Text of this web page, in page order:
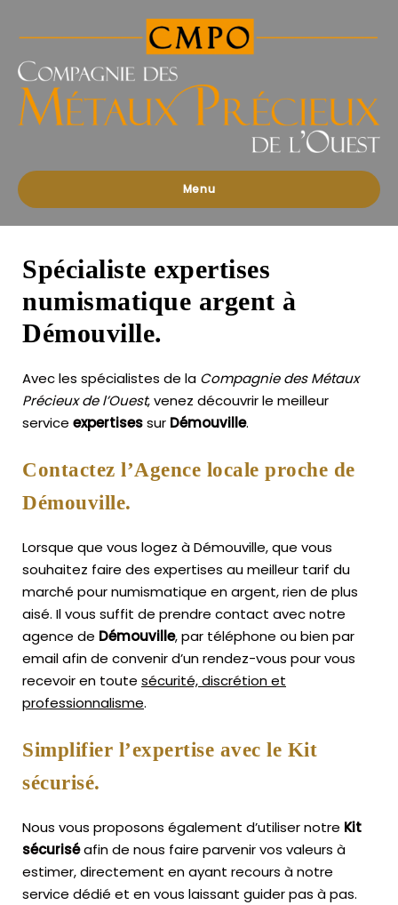
des
Précieux
l'Ouest
Menu
Spécialiste expertises
numismatique argent à
Démouville.
Avec les spécialistes de la Compagnie des Métaux
Précieux de l’Ouest, venez découvrir le meilleur
service expertisessur Démouville.
Contactez l’Agence locale proche de
Démouville.
Lorsque que vous logez à Démouville, que vous
souhaitez faire des expertises au meilleur tarif du
marché pour numismatique en argent, rien de plus
aisé. Il vous suffit de prendre contact avec notre
agence de Démouville, par téléphone ou bien par
email afin de convenir d’un rendez-vous pour vous
recevoir en toute sécurité, discrétion et
professionnalisme.
Simplifier l’expertise avec le Kit
sécurisé.
Nous vous proposons également d’utiliser notre Kit
sécuriséafin de nous faire parvenir vos valeurs à
estimer, directement en ayant recours à notre
service dédié et en vous laissant guider pas à pas.